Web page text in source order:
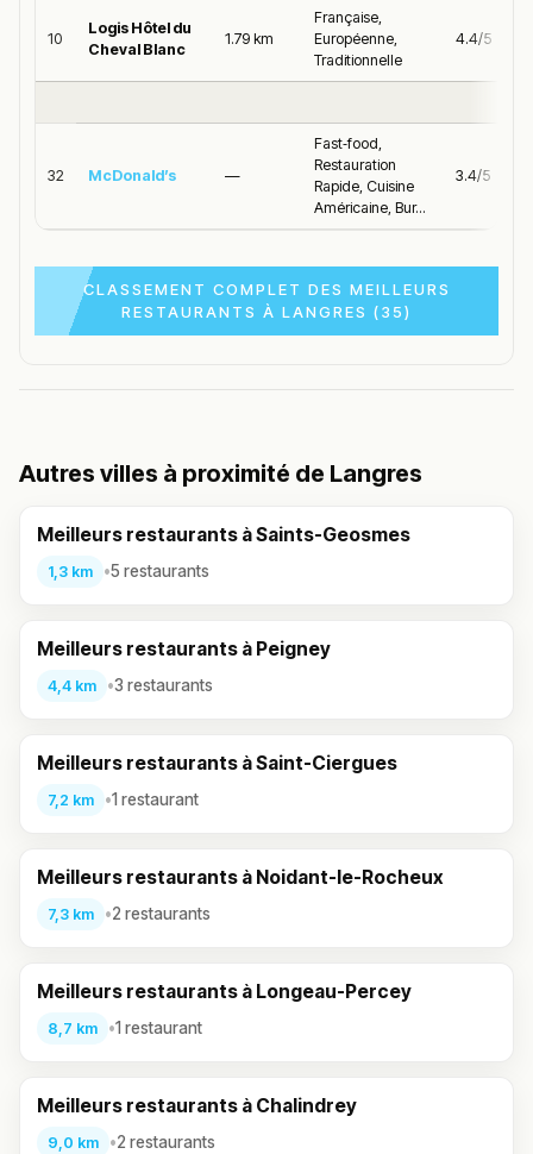
10
Logis Hôtel du
Cheval Blanc
1.79 km
Française,
Européenne,
Traditionnelle
4.4/5
32 McDonald’s —
Fast‑food,
Restauration
Rapide, Cuisine
Américaine, Bur...
3.4/5
CLASSEMENT COMPLET DES MEILLEURS
RESTAURANTS À LANGRES (35)
Autres villes à proximité de Langres
Meilleurs restaurants à Saints-Geosmes
1,3 km •5 restaurants
Meilleurs restaurants à Peigney
4,4 km •3 restaurants
Meilleurs restaurants à Saint-Ciergues
7,2 km •1 restaurant
Meilleurs restaurants à Noidant-le-Rocheux
7,3 km •2 restaurants
Meilleurs restaurants à Longeau-Percey
8,7 km •1 restaurant
Meilleurs restaurants à Chalindrey
9,0 km •2 restaurants